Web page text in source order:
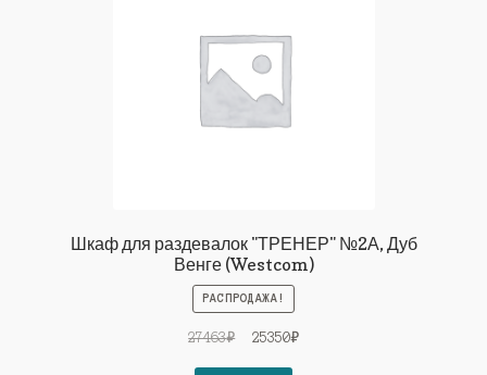
Шкаф для раздевалок "ТРЕНЕР" №2А, Дуб
Венге (Westcom)
РАСПРОДАЖА!
27463₽
Первоначальная
25350₽Текущая